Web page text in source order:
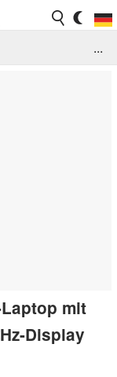
...
mit
Display